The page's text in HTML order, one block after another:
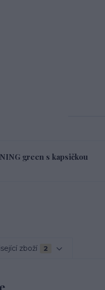
green s kapsičkou
zboží 2